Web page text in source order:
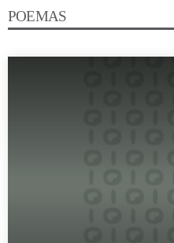
POEMAS